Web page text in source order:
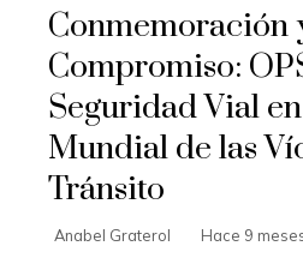
Conmemoración
Compromiso:
Seguridad Vial
Mundial de las
Tránsito
Anabel Graterol Hace 9